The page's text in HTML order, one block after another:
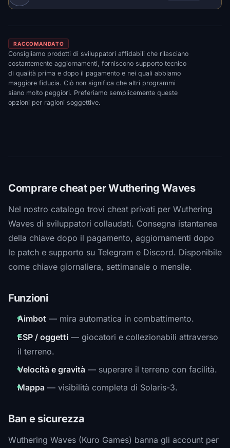
RACCOMANDATO
Consigliamo prodotti di sviluppatori affidabili che rilasciano
costantemente aggiornamenti, forniscono supporto tecnico
di qualità prima e dopo il pagamento e nei quali abbiamo
maggiore fiducia. Ciò non significa che altri programmi
siano molto peggiori. Preferiamo semplicemente queste
opzioni per ragioni soggettive.
Comprare cheat per Wuthering Waves
Nel nostro catalogo trovi cheat privati per Wuthering
Waves di sviluppatori collaudati. Consegna istantanea
della chiave dopo il pagamento, aggiornamenti dopo
le patch e supporto su Telegram e Discord. Disponibile
come chiave giornaliera, settimanale o mensile.
Funzioni
Aimbot — mira automatica in combattimento.
ESP / oggetti — giocatori e collezionabili attraverso
il terreno.
Velocità e gravità — superare il terreno con facilità.
Mappa — visibilità completa di Solaris-3.
Ban e sicurezza
Wuthering Waves (Kuro Games) banna gli account per